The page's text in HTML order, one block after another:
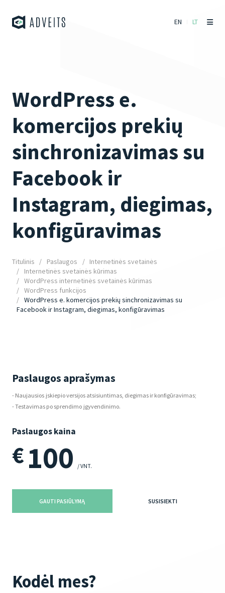
EN LT
WordPress e.
komercijos prekių
sinchronizavimas su
Facebook ir
Instagram, diegimas,
konfigūravimas
Titulinis Paslaugos
Internetinės svetainės
Internetinės svetainės kūrimas
WordPress internetinės svetainės kūrimas
WordPress funkcijos
WordPress e. komercijos prekių sinchronizavimas su
Facebook ir Instagram, diegimas, konfigūravimas
Paslaugos aprašymas
- Naujausios įskiepio versijos atsisiuntimas, diegimas ir konfigūravimas;
- Testavimas po sprendimo įgyvendinimo.
Paslaugos kaina
€100 / VNT.
GAUTI PASIŪLYMĄ SUSISIEKTI
Kodėl mes?